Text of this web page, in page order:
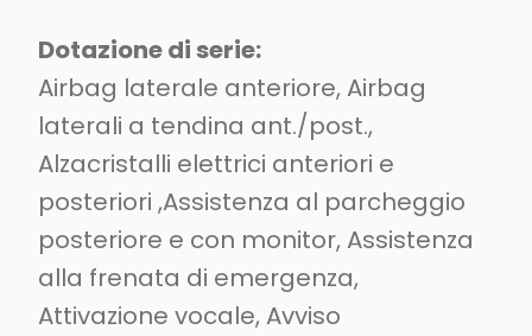
Dotazione di serie:
Airbag laterale anteriore, Airbag
laterali a tendina ant./post.,
Alzacristalli elettrici anteriori e
posteriori ,Assistenza al parcheggio
posteriore e con monitor, Assistenza
alla frenata di emergenza,
Attivazione vocale, Avviso